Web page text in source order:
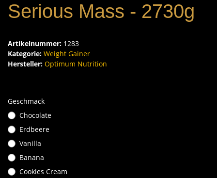
Serious Mass - 2730g
Artikelnummer: 1283
Kategorie: Weight Gainer
Hersteller: Optimum Nutrition
Geschmack
Chocolate
Erdbeere
Vanilla
Banana
Cookies Cream